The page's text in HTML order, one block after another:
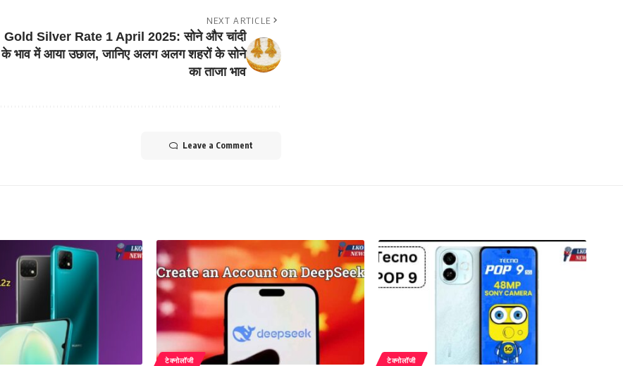
NEXT ARTICLE
Gold Silver Rate 1 April 2025: सोने और चांदी
के भाव में आया उछाल, जानिए अलग अलग शहरों के सोने
का ताजा भाव
Leave a Comment
टेक्नोलॉजी टेक्नोलॉजी